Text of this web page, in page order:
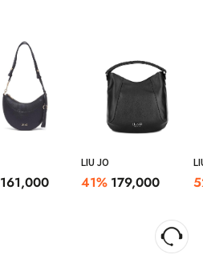
161,000
LIU JO
41% 179,000